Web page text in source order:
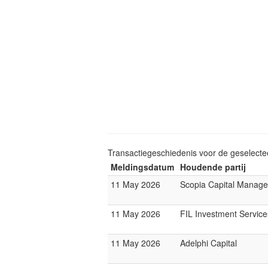
Transactiegeschiedenis voor de
Meldingsdatum Houdende partij
11 May 2026
Scopia Capital
11 May 2026 FIL Investment
11 May 2026 Adelphi Capital